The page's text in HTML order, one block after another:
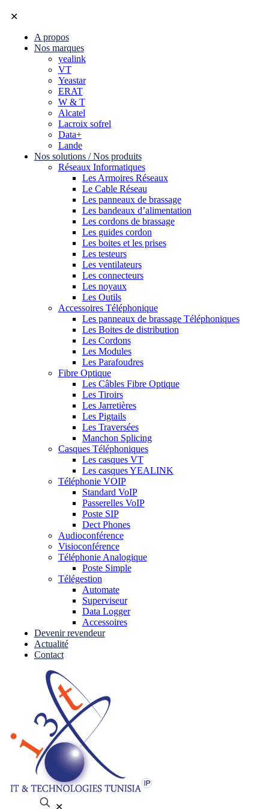
✕
A propos
Nos marques
yealink
VT
Yeastar
ERAT
W & T
Alcatel
Lacroix sofrel
Data+
Lande
Nos solutions / Nos produits
Réseaux Informatiques
Les Armoires Réseaux
Le Cable Réseau
Les panneaux de brassage
Les bandeaux d’alimentation
Les cordons de brassage
Les guides cordon
Les boites et les prises
Les testeurs
Les ventilateurs
Les connecteurs
Les noyaux
Les Outils
Accessoires Téléphonique
Les panneaux de brassage Téléphoniques
Les Boites de distribution
Les Cordons
Les Modules
Les Parafoudres
Fibre Optique
Les Câbles Fibre Optique
Les Tiroirs
Les Jarretières
Les Pigtails
Les Traversées
Manchon Splicing
Casques Téléphoniques
Les casques VT
Les casques YEALINK
Téléphonie VOIP
Standard VoIP
Passerelles VoIP
Poste SIP
Dect Phones
Audioconférence
Visioconférence
Téléphonie Analogique
Poste Simple
Télégestion
Automate
Superviseur
Data Logger
Accessoires
Devenir revendeur
Actualité
Contact
✕